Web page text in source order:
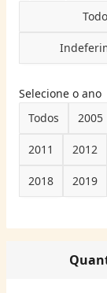
Selecione o ano
Todos
2005
2011 2012
2018 2019